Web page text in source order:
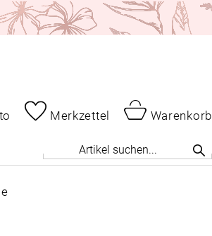
Merkzettel
Warenkorb